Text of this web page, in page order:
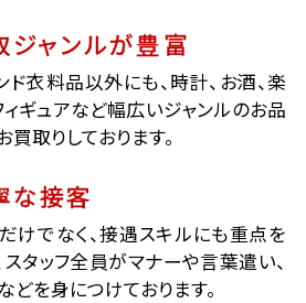
ジャンルが豊富
ド衣料品以外にも、時計、お酒、楽
ィギュアなど幅広いジャンルのお品
買取りしております。
な接客
けでなく、接遇スキルにも重点を
スタッフ全員がマナーや言葉遣い、
どを身につけております。